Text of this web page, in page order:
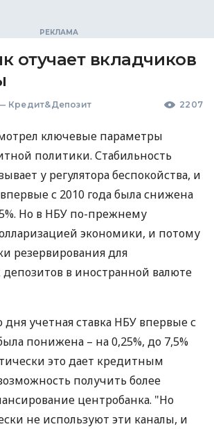
отучает вкладчиков
Кредит&Депозит 2207
ключевые параметры
политики. Стабильность
у регулятора беспокойства, и
впервые с 2010 года была снижена
Но в НБУ по-прежнему
экономики, и потому
резервирования для
в иностранной валюте
дня учетная ставка НБУ впервые с
понижена – на 0,25%, до 7,5%
это дает кредитным
получить более
центробанка. "Но
не используют эти каналы, и